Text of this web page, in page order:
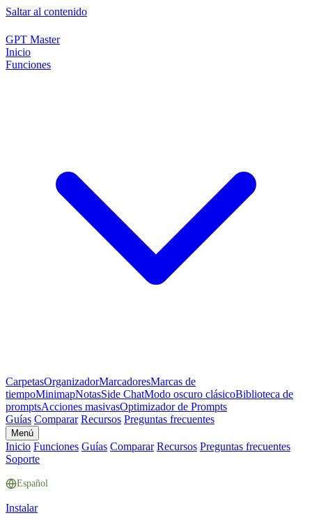
Saltar al contenido
GPT Master
Inicio
Funciones
CarpetasOrganizadorMarcadoresMarcas de
tiempoMinimapNotasSide ChatModo oscuro clásicoBiblioteca de
promptsAcciones masivasOptimizador de Prompts
Guías Comparar Recursos Preguntas frecuentes
Menú
Inicio Funciones Guías Comparar Recursos Preguntas frecuentes
Soporte
Español
Instalar